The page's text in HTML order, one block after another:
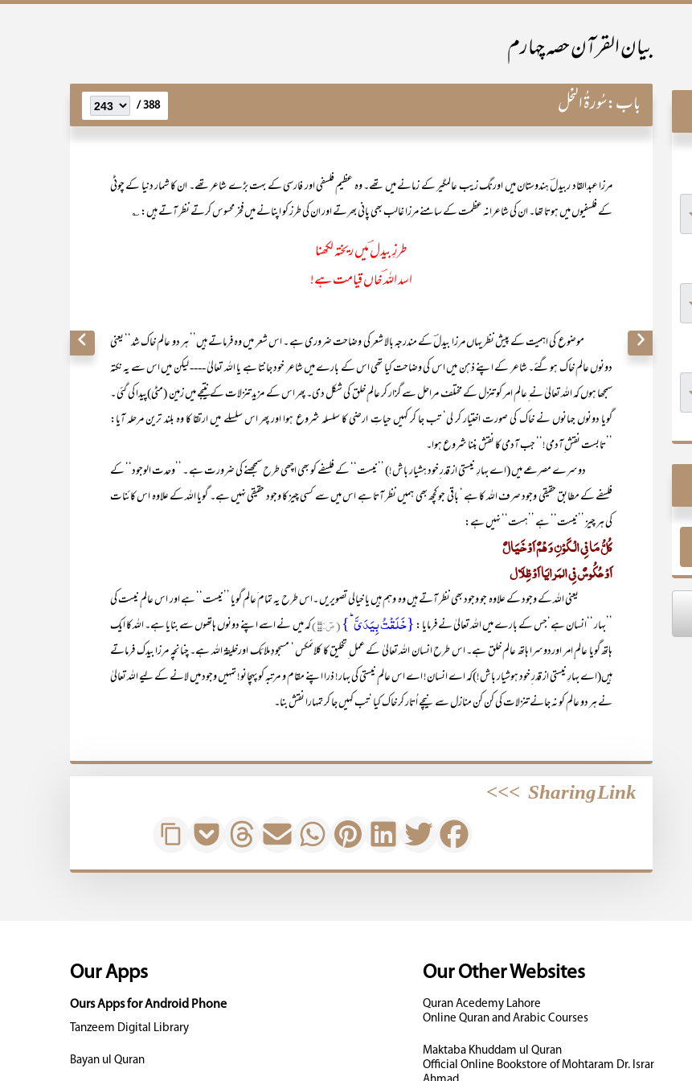
بیان القرآن حصہ چہارم
باب:سُورۃُ النَّحْل 388 /
مرزا عبدالقاد ربیدلؔ ہندوستان میں اورنگ زیب عالمگیر کے زمانے میں تھے۔ وہ عظیم فلسفی اور فارسی کے بہت بڑے شاعر تھے۔ ان کا شمار دنیا کے چوٹی
کے فلسفیوں میں ہوتا تھا۔ ان کی شاعرانہ عظمت کے سامنے مرزا غالب بھی پانی بھرتے اور ان کی طرز کو اپنانے میں فخر محسوس کرتے نظر آتے ہیں: ؎
طرزِ بیدل ؔمیں ریختہ لکھنا
اسد اللہ ؔخاں قیامت ہے!
موضوع کی اہمیت کے پیش نظر یہاں مرزا بیدلؔ کے مندرجہ بالا شعر کی وضاحت ضروری ہے ۔ اس شعر میں وہ فرماتے ہیں’’ ہر دو عالم خاک شد‘‘ یعنی
دونوں عالم خاک ہو گئے۔ شاعر کے اپنے ذہن میں اس کی وضاحت کیا تھی اس کے بارے میں شاعر خود جانتا ہے یا اللہ تعالیٰ ---- لیکن میں اس سے یہ نکتہ
سمجھا ہوں کہ اللہ تعالیٰ نے ِعالم امر کو تنزل کے مختلف مراحل سے گزار کر عالم ِخلق کی شکل دی۔ پھر اس کے مزید تنزلات کے نتیجے میں زمین (مٹی)پیدا کی گئی ۔
گویا دونوں جہانوں نے خاک کی صورت اختیار کر لی‘ تب جا کر کہیں حیاتِ ارضی کا سلسلہ شروع ہوا اور پھر اس سلسلے میں ارتقا کا وہ بلند ترین مرحلہ آیا:
’’تابست نقش ِآدمی!‘‘ جب آدمی کا نقش بننا شروع ہوا۔
دوسرے مصرعے میں (اے بہارِ نیستی از قدر ِخود ہشیار باش!) ’’نیست‘‘ کے فلسفے کو بھی اچھی طرح سمجھنے کی ضرورت ہے ۔ ’’وحدت الوجود‘‘ کے
فلسفے کے مطابق حقیقی وجود صرف اللہ کا ہے ‘ باقی جو کچھ بھی ہمیں نظر آتا ہے اس میں سے کسی چیز کا وجود حقیقی نہیں ہے۔ گویا اللہ کے علاوہ اس کائنات
کی ہر چیز ’’نیست‘‘ ہے ’’ہست‘‘ نہیں ہے:
کُلُّ مَا فِی الْـکَوْنِ وَ ھْمٌ اَوْ خَیَالٌ
اَوْ عُکُوسٌ فِی المَرایَا اَوْ ظِلَال
یعنی اللہ کے وجود کے علاوہ جو وجود بھی نظر آتے ہیں وہ وہم ہیں یا خیالی تصویریں ۔اس طرح یہ تمام َعالم گویا ’’نیست‘‘ ہے اور اس عالم ِنیست کی
’’بہار ‘‘انسان ہے‘جس کے بارے میں اللہ تعالیٰ نے فرمایا :{خَلَقۡتُ بِیَدَیَّ ؕ}( صٓ:۷۵) کہ میں نے اسے اپنے دونوں ہاتھوں سے بنایا ہے۔ اللہ کا ایک
ہاتھ گویا عالم ِامر اوردوسرا ہاتھ عالم خلق ہے۔ اس طرح انسان اللہ تعالیٰ کے عمل ِتخلیق کا کلائمکس ‘ مسجودِ ملائک اورخلیفۃ اللہ ہے۔ چنانچہ مرزا بیدک فرماتے
ہیں(اے بہارِ نیستی از قدر ِخود ہوشیار باش!)کہ اے انسان! اے اس عالم ِنیستی کی بہار! ذرا اپنے مقام و مرتبہ کو پہچانو! تمہیں وجود میں لانے کے لیے اللہ تعالیٰ
نے ہر دو عالم کو نہ جانے تنزلات کی کن کن منازل سے نیچے اُتار کر خاک کیا ‘تب کہیں جا کر تمہارا نقش بنا۔
Sharing Link
>>>
Our Other Websites
Quran Acedemy Lahore
Online Quran and Arabic Courses
Maktaba Khuddam ul Quran
Official Online Bookstore of Mohtaram Dr. Israr
Our Apps
Ours Apps for Android Phone
Tanzeem Digital Library
Bayan ul Quran